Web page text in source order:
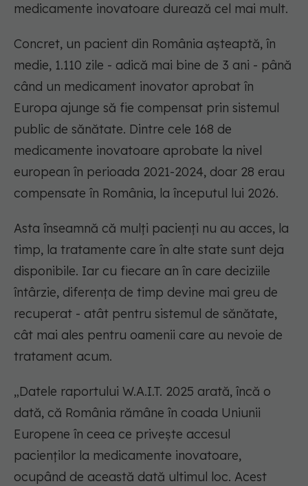
medicamente inovatoare durează cel mai mult.
Concret, un pacient din România așteaptă, în
medie, 1.110 zile - adică mai bine de 3 ani - până
când un medicament inovator aprobat în
Europa ajunge să fie compensat prin sistemul
public de sănătate. Dintre cele 168 de
medicamente inovatoare aprobate la nivel
european în perioada 2021-2024, doar 28 erau
compensate în România, la începutul lui 2026.
Asta înseamnă că mulți pacienți nu au acces, la
timp, la tratamente care în alte state sunt deja
disponibile. Iar cu fiecare an în care deciziile
întârzie, diferența de timp devine mai greu de
recuperat - atât pentru sistemul de sănătate,
cât mai ales pentru oamenii care au nevoie de
tratament acum.
„Datele raportului W.A.I.T. 2025 arată, încă o
dată, că România rămâne în coada Uniunii
Europene în ceea ce privește accesul
pacienților la medicamente inovatoare,
ocupând de această dată ultimul loc. Acest